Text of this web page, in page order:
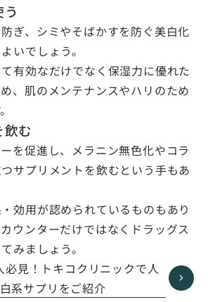
ぎ、シミやそばかすを防ぐ美白化
いでしょう。
有効なだけでなく保湿力に優れた
、肌のメンテナンスやハリのため
む
を促進し、メラニン無色化やコラ
サプリメントを飲むという手もあ
効用が認められているものもあり
ウンターだけではなくドラッグス
みましょう。
必見！トキコクリニックで人
系サプリをご紹介